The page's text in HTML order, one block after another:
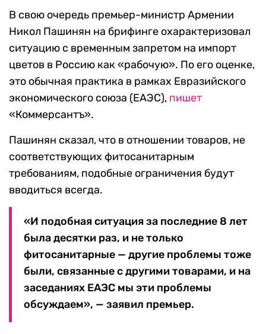
В свою очередь премьер-министр Армении
Никол Пашинян на брифинге охарактеризовал
ситуацию с временным запретом на импорт
цветов в Россию как «рабочую». По его оценке,
это обычная практика в рамках Евразийского
экономического союза (ЕАЭС), пишет
«Коммерсантъ».
Пашинян сказал, что в отношении товаров, не
соответствующих фитосанитарным
требованиям, подобные ограничения будут
вводиться всегда.
«И подобная ситуация за последние 8 лет
была десятки раз, и не только
фитосанитарные — другие проблемы тоже
были, связанные с другими товарами, и на
заседаниях ЕАЭС мы эти проблемы
обсуждаем», — заявил премьер.